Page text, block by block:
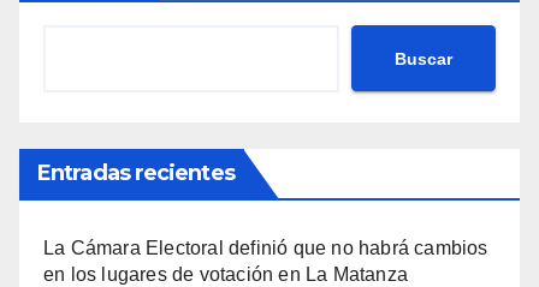
Buscar
Entradas recientes
La Cámara Electoral definió que no habrá cambios
en los lugares de votación en La Matanza